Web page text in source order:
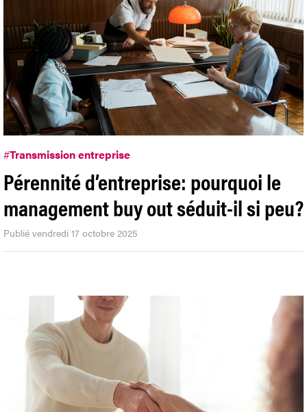
#Transmission entreprise
Pérennité d’entreprise: pourquoi le
management buy out séduit-il si peu?
Publié vendredi 17 octobre 2025